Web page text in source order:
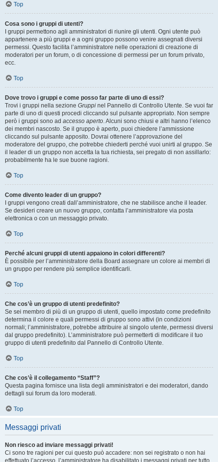
Top
Cosa sono i gruppi di utenti?
I gruppi permettono agli amministratori di riunire gli utenti. Ogni utente può
appartenere a più gruppi e a ogni gruppo possono venire assegnati diversi
permessi. Questo facilita l’amministratore nelle operazioni di creazione di
moderatori per un forum, o di concessione di permessi per un forum privato,
ecc.
Top
Dove trovo i gruppi e come posso far parte di uno di essi?
Trovi i gruppi nella sezione Gruppi nel Pannello di Controllo Utente. Se vuoi far
parte di uno di questi procedi cliccando sul pulsante appropriato. Non sempre
però i gruppi sono ad accesso aperto. Alcuni sono chiusi e altri hanno l’elenco
dei membri nascosto. Se il gruppo è aperto, puoi chiedere l’ammissione
cliccando sul pulsante apposito. Dovrai ottenere l’approvazione del
moderatore del gruppo, che potrebbe chiederti perché vuoi unirti al gruppo. Se
il leader di un gruppo non accetta la tua richiesta, sei pregato di non assillarlo:
probabilmente ha le sue buone ragioni.
Top
Come divento leader di un gruppo?
I gruppi vengono creati dall’amministratore, che ne stabilisce anche il leader.
Se desideri creare un nuovo gruppo, contatta l’amministratore via posta
elettronica o con un messaggio privato.
Top
Perché alcuni gruppi di utenti appaiono in colori differenti?
È possibile per l’amministratore della Board assegnare un colore ai membri di
un gruppo per rendere più semplice identificarli.
Top
Che cos’è un gruppo di utenti predefinito?
Se sei membro di più di un gruppo di utenti, quello impostato come predefinito
determina il colore e quali permessi di gruppo sono attivi (in condizioni
normali; l’amministratore, potrebbe attribuire al singolo utente, permessi diversi
dal gruppo predefinito). L’amministratore può permetterti di modificare il tuo
gruppo di utenti predefinito dal Pannello di Controllo Utente.
Top
Che cos’è il collegamento “Staff”?
Questa pagina fornisce una lista degli amministratori e dei moderatori, dando
dettagli sui forum da loro moderati.
Top
Messaggi privati
Non riesco ad inviare messaggi privati!
Ci sono tre ragioni per cui questo può accadere: non sei registrato o non hai
effettuato l’accesso, l’amministratore ha disabilitato i messaggi privati per tutto